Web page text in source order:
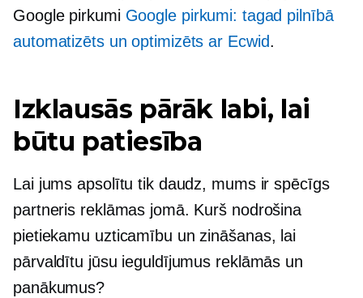
Google pirkumi Google pirkumi: tagad pilnībā
automatizēts un optimizēts ar Ecwid.
Izklausās pārāk labi, lai
būtu patiesība
Lai jums apsolītu tik daudz, mums ir spēcīgs
partneris reklāmas jomā. Kurš nodrošina
pietiekamu uzticamību un zināšanas, lai
pārvaldītu jūsu ieguldījumus reklāmās un
panākumus?